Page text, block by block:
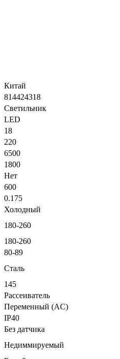
Китай
814424318
Светильник
LED
18
220
6500
1800
Нет
600
0.175
Холодный
180-260
180-260
80-89
Сталь
145
Рассеиватель
Переменный (AC)
IP40
Без датчика
Недиммируемый